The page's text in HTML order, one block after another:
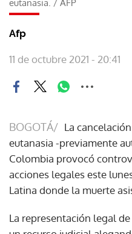
eutanasia. / AFP
Afp
11 de octubre 2021 - 20:41
BOGOTÁ/ La
eutanasia -previamente
Colombia provocó
acciones legales este
Latina donde la muerte
La representación legal